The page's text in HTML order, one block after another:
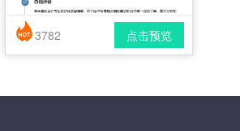
简历风格： 时尚 / 简洁 / 应届生
点击预览
3782